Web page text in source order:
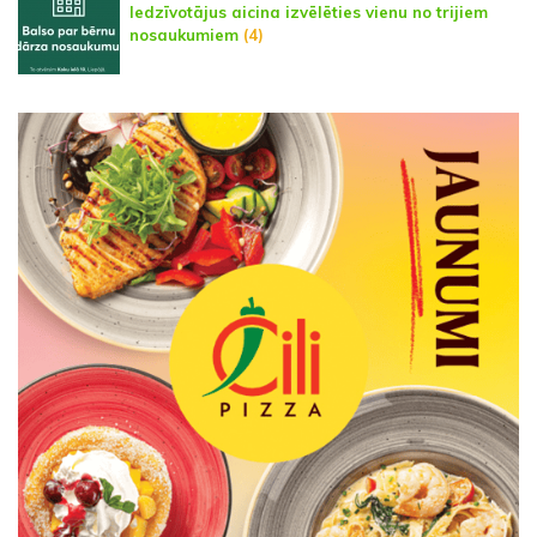
Iedzīvotājus aicina izvēlēties vienu no trijiem
nosaukumiem (4)